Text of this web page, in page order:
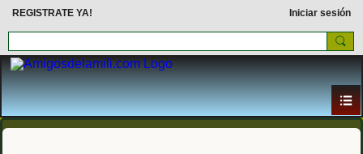
REGISTRATE YA! Iniciar sesión